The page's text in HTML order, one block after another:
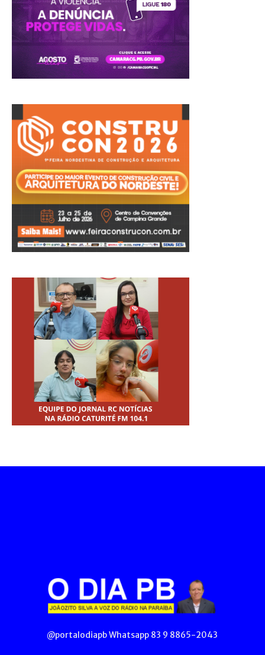
@portalodiapb Whatsapp 83 9 8865-2043